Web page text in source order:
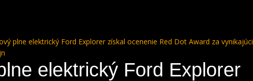
plne elektrický Ford Explorer získal ocenenie Red Dot Award za vynikajúci
elektrický Ford Explorer